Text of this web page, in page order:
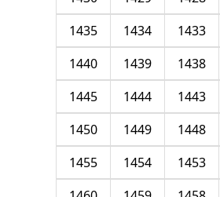
1433
1434
1435
1438
1439
1440
1443
1444
1445
1448
1449
1450
1453
1454
1455